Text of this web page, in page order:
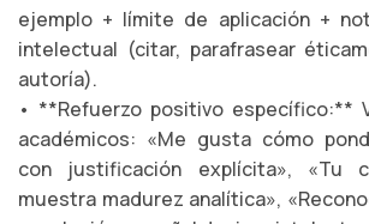
ejemplo + límite de aplicación +
intelectual (citar, parafrasear
autoría).
• **Refuerzo positivo específico:**
académicos: «Me gusta cómo
con justificación explícita», «Tu
muestra madurez analítica»,